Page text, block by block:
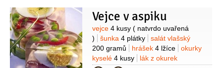
3 špetky
slunečnicový100 gramů
Vejce v aspiku
Suroviny
vejce 4 kusy ( natvrdo uvařená
)
šunka 4 plátky
salát vlašský
200 gramů
hrášek 4 lžíce
okurky
kyselé 4 kusy
lák z okurek